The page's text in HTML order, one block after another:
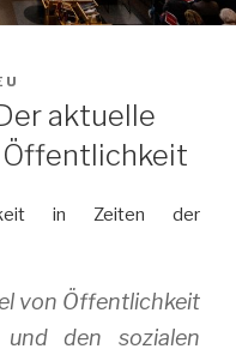
aktuelle
in Zeiten der
von Öffentlichkeit
den sozialen